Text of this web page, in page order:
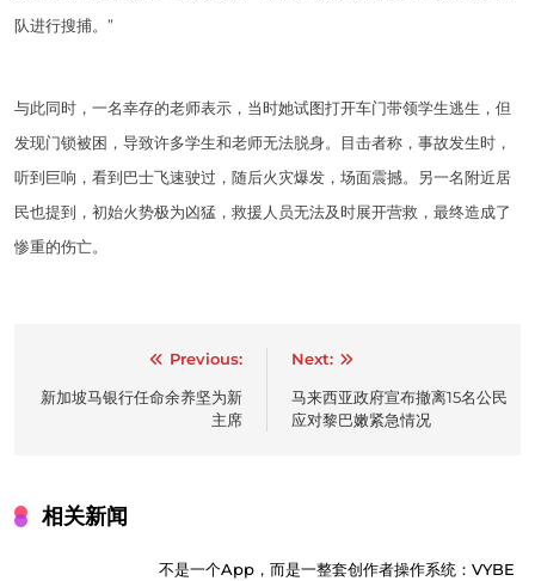
队进行搜捕。”
与此同时，一名幸存的老师表示，当时她试图打开车门带领学生逃生，但
发现门锁被困，导致许多学生和老师无法脱身。目击者称，事故发生时，
听到巨响，看到巴士飞速驶过，随后火灾爆发，场面震撼。另一名附近居
民也提到，初始火势极为凶猛，救援人员无法及时展开营救，最终造成了
惨重的伤亡。
navigation
Previous:
新加坡马银行任命余养坚为新
主席
Next:
马来西亚政府宣布撤离15名公民
应对黎巴嫩紧急情况
相关新闻
不是一个App，而是一整套创作者操作系统：VYBE